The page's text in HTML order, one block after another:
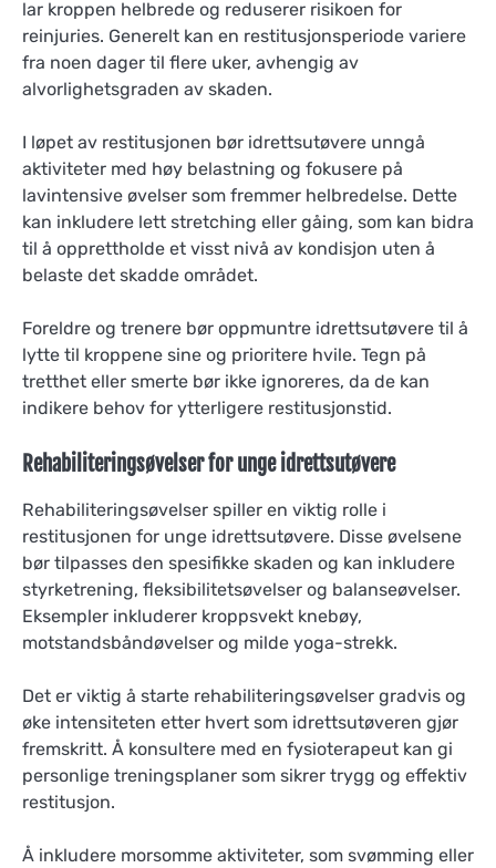
lar kroppen helbrede og reduserer risikoen for
reinjuries. Generelt kan en restitusjonsperiode variere
fra noen dager til flere uker, avhengig av
alvorlighetsgraden av skaden.
I løpet av restitusjonen bør idrettsutøvere unngå
aktiviteter med høy belastning og fokusere på
lavintensive øvelser som fremmer helbredelse. Dette
kan inkludere lett stretching eller gåing, som kan bidra
til å opprettholde et visst nivå av kondisjon uten å
belaste det skadde området.
Foreldre og trenere bør oppmuntre idrettsutøvere til å
lytte til kroppene sine og prioritere hvile. Tegn på
tretthet eller smerte bør ikke ignoreres, da de kan
indikere behov for ytterligere restitusjonstid.
Rehabiliteringsøvelser for unge idrettsutøvere
Rehabiliteringsøvelser spiller en viktig rolle i
restitusjonen for unge idrettsutøvere. Disse øvelsene
bør tilpasses den spesifikke skaden og kan inkludere
styrketrening, fleksibilitetsøvelser og balanseøvelser.
Eksempler inkluderer kroppsvekt knebøy,
motstandsbåndøvelser og milde yoga-strekk.
Det er viktig å starte rehabiliteringsøvelser gradvis og
øke intensiteten etter hvert som idrettsutøveren gjør
fremskritt. Å konsultere med en fysioterapeut kan gi
personlige treningsplaner som sikrer trygg og effektiv
restitusjon.
Å inkludere morsomme aktiviteter, som svømming eller